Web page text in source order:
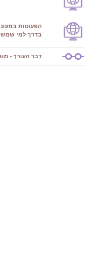
הפעוטות
בדרך למי
דבר העורך -